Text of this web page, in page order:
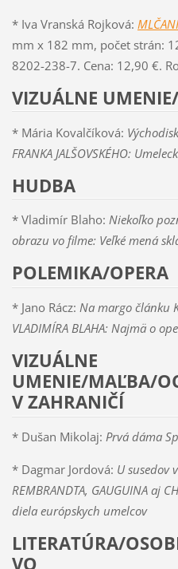
* Iva Vranská Rojková:
mm x 182 mm, počet strán:
8202-238-7. Cena: 12,90 €.
VIZUÁLNE
* Mária Kovalčíková:
FRANKA JALŠOVSKÉHO:
HUDBA
* Vladimír Blaho: Niekoľko
obrazu vo filme: Veľké mená
POLEMIKA/OPERA
* Jano Rácz: Na margo článku
VLADIMÍRA BLAHA: Najmä o
VIZUÁLNE
UMENIE/MAĽBA/
V ZAHRANIČÍ
* Dušan Mikolaj: Prvá dáma
* Dagmar Jordová: U susedov
REMBRANDTA, GAUGUINA aj
diela európskych umelcov
LITERATÚRA/
VO